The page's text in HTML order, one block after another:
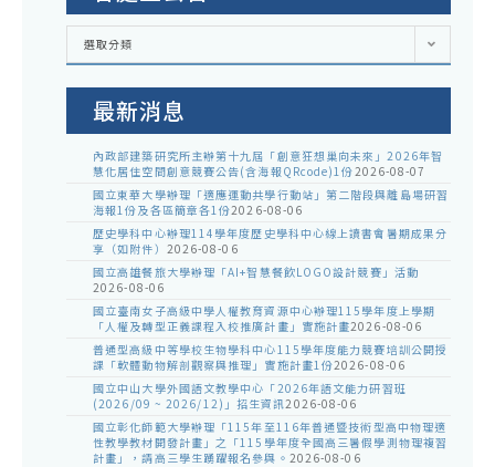
各
室
選取分類
最新消息
內政部建築研究所主辦第十九屆「創意狂想巢向未來」2026年智
慧化居住空間創意競賽公告(含海報QRcode)1份2026-08-07
國立東華大學辦理「適應運動共學行動站」第二階段與離島場研習
海報1份及各區簡章各1份2026-08-06
歷史學科中心辦理114學年度歷史學科中心線上讀書會暑期成果分
享（如附件） 2026-08-06
國立高雄餐旅大學辦理「AI+智慧餐飲LOGO設計競賽」活動
2026-08-06
國立臺南女子高級中學人權教育資源中心辦理115學年度上學期
「人權及轉型正義課程入校推廣計畫」實施計畫2026-08-06
普通型高級中等學校生物學科中心115學年度能力競賽培訓公開授
課「軟體動物解剖觀察與推理」實施計畫1份2026-08-06
國立中山大學外國語文教學中心「2026年語文能力研習班
(2026/09 ~ 2026/12)」招生資訊2026-08-06
國立彰化師範大學辦理「115年至116年普通暨技術型高中物理適
性教學教材開發計畫」之「115學年度全國高三暑假學測物理複習
計畫」，請高三學生踴躍報名參與。 2026-08-06